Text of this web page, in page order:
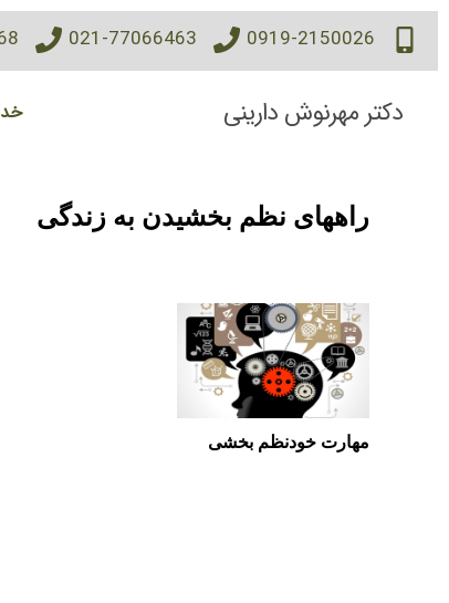
0919-2150026
021-77066463
دکتر مهرنوش دارینی
راههای نظم بخشیدن به زندگی
مهارت خودنظم بخشی